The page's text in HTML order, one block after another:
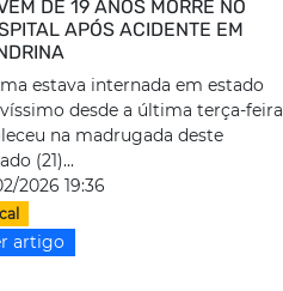
DE 19 ANOS MORRE NO
APÓS ACIDENTE EM
estava internada em estado
desde a última terça-feira
na madrugada deste
(21)...
2026 19:36
artigo